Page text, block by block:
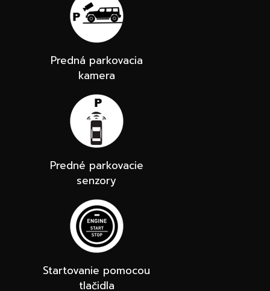
Predná parkovacia
kamera
Predné parkovacie
senzory
Startovanie pomocou
tlačidla